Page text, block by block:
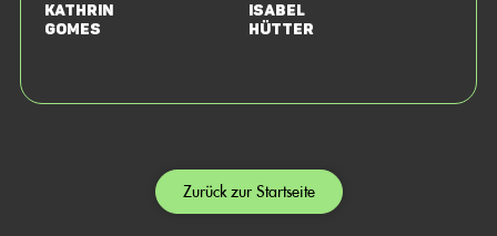
Kathrin
Gomes
Isabel
Hütter
Zurück zur Startseite